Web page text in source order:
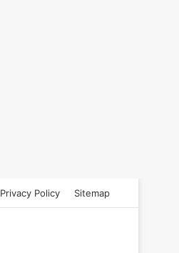
Privacy Policy Sitemap